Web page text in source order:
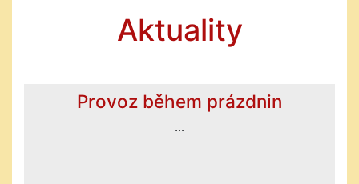
Aktuality
Provoz během prázdnin
...